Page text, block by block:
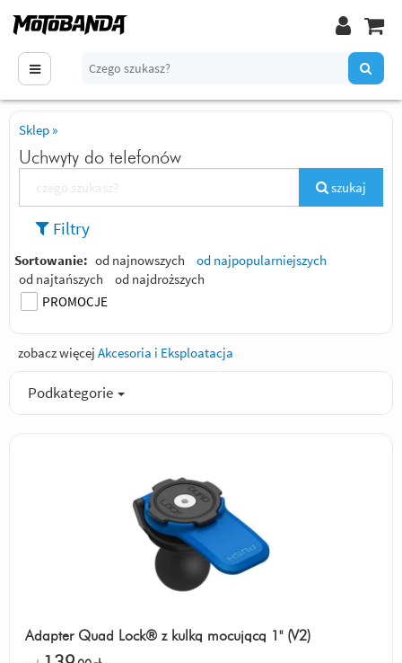
Sklep »
Uchwyty do telefonów
szukaj
Filtry
Sortowanie: od najnowszych
od najpopularniejszych
od najtańszych
od najdroższych
PROMOCJE
zobacz więcej Akcesoria i Eksploatacja
Podkategorie
Adapter Quad Lock® z kulką mocującą 1" (V2)